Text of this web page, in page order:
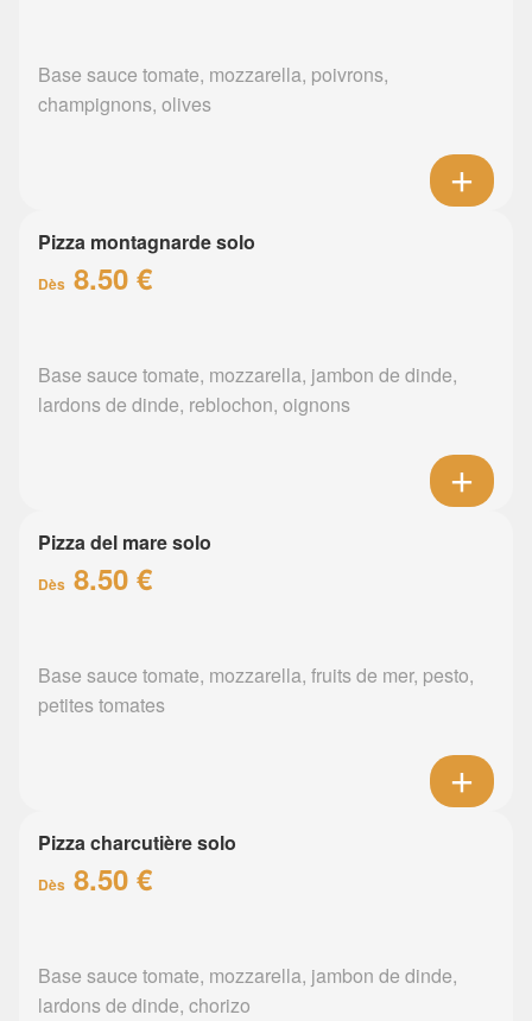
Base sauce tomate, mozzarella, poivrons,
champignons, olives
Pizza montagnarde solo
Dès 8.50 €
Base sauce tomate, mozzarella, jambon de dinde,
lardons de dinde, reblochon, oignons
Pizza del mare solo
Dès 8.50 €
Base sauce tomate, mozzarella, fruits de mer, pesto,
petites tomates
Pizza charcutière solo
Dès 8.50 €
Base sauce tomate, mozzarella, jambon de dinde,
lardons de dinde, chorizo